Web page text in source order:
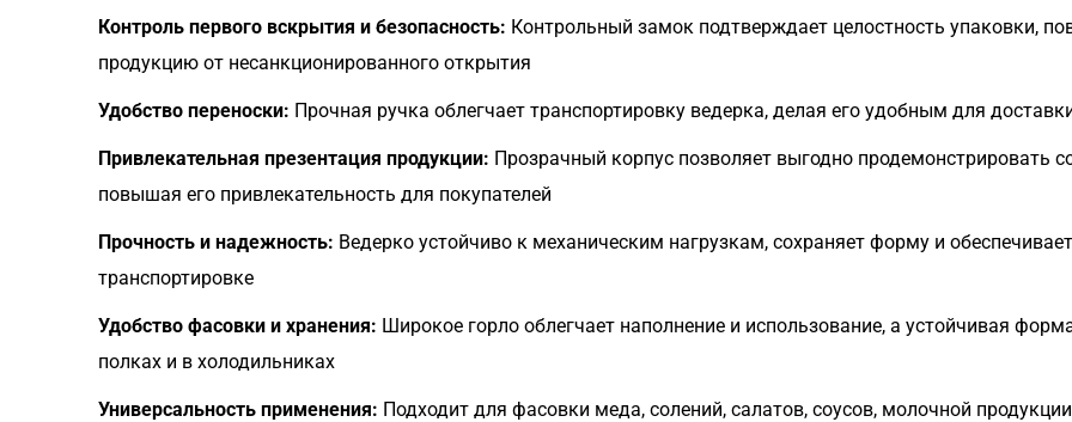
Контроль первого вскрытия и безопасность: Контрольный замок подтверждает целостность упаковки,
продукцию от несанкционированного открытия
Удобство переноски: Прочная ручка облегчает транспортировку ведерка, делая его удобным для
Привлекательная презентация продукции: Прозрачный корпус позволяет выгодно продемонстрировать
повышая его привлекательность для покупателей
Прочность и надежность: Ведерко устойчиво к механическим нагрузкам, сохраняет форму и
транспортировке
Удобство фасовки и хранения: Широкое горло облегчает наполнение и использование, а устойчивая
полках и в холодильниках
Универсальность применения: Подходит для фасовки меда, солений, салатов, соусов, молочной